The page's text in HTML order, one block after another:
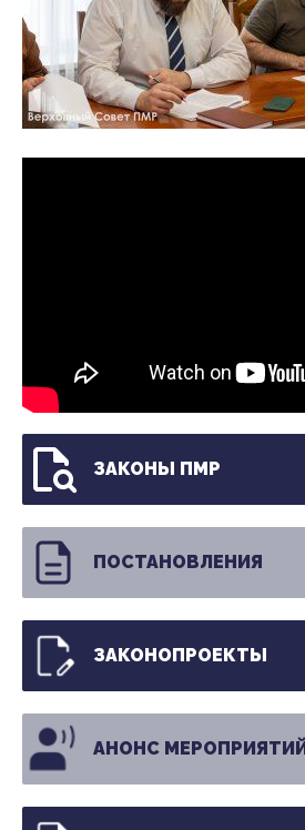
ЗАКОНЫ ПМР
ПОСТАНОВЛЕНИЯ
ЗАКОНОПРОЕКТЫ
АНОНС МЕРОПРИЯТИЙ